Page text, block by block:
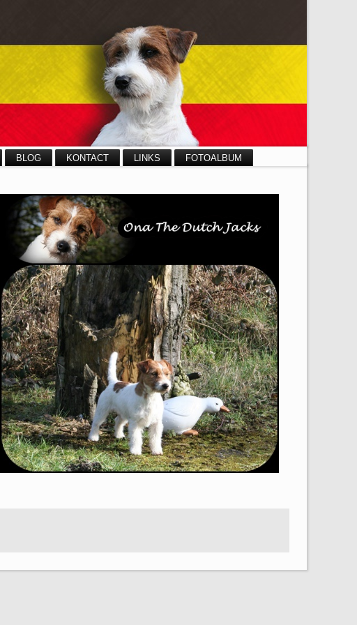
BLOG KONTACT LINKS FOTOALBUM